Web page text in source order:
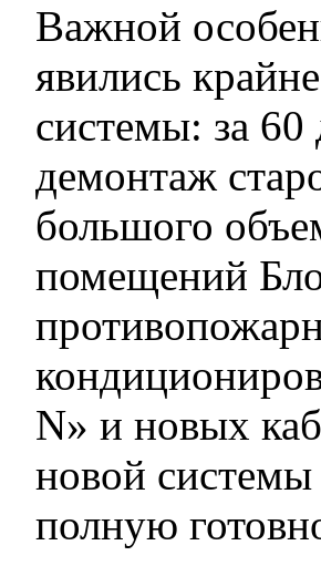
Важной
явились
системы: за
демонтаж
большого
помещений
N» и новых
новой системы
полную